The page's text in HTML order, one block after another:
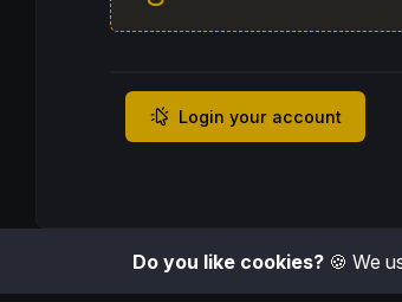
Login your account
Do you like cookies?🍪 We